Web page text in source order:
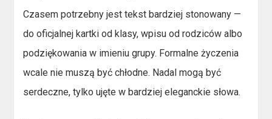
Czasem potrzebny jest tekst bardziej stonowany —
do oficjalnej kartki od klasy, wpisu od rodziców albo
podziękowania w imieniu grupy. Formalne życzenia
wcale nie muszą być chłodne. Nadal mogą być
serdeczne, tylko ujęte w bardziej eleganckie słowa.